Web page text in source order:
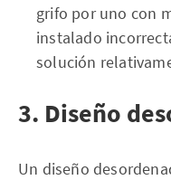
grifo por uno con
instalado
solución
3. Diseño
Un diseño